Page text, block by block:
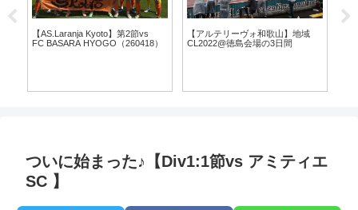
【AS.Laranja Kyoto】京都FAカッ
プ2026 vs FC Bosque
【AS.Laranja Kyoto】第1節
vsCento Cuori
ついに始まった♪【Div1:1節vs アミティエ
SC 】